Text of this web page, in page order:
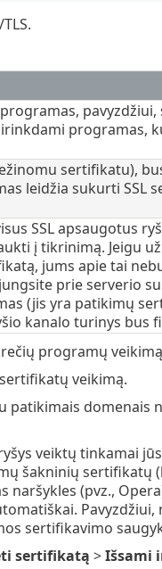
pavyzdžiui,
programas,
sertifikatu),
leidžia sukurti SSL
SSL apsaugotus
į tikrinimą. Jeigu
jums apie tai
prie serverio
(jis yra patikimų
kanalo turinys bus
programų
veikimą.
patikimais domenais
veiktų tinkamai
šakninių sertifikatų
naršykles (pvz.,
Pavyzdžiui,
sertifikavimo
sertifikatą >Išsami